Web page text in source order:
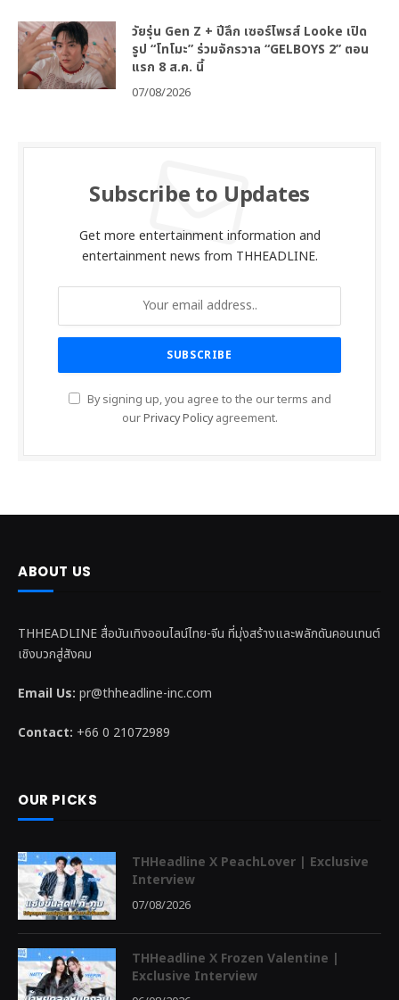
วัยรุ่น Gen Z + ปีลึก เซอร์ไพรส์ Looke เปิด
รูป “โทโมะ” ร่วมจักรวาล “GELBOYS 2” ตอน
แรก 8 ส.ค. นี้
07/08/2026
Subscribe to Updates
Get more entertainment information and
entertainment news from THHEADLINE.
By signing up, you agree to the our terms and
ourPrivacy Policyagreement.
ABOUT US
THHEADLINE สื่อบันเทิงออนไลน์ไทย-จีน ที่มุ่งสร้างและพลักดันคอนเทนต์
เชิงบวกสู่สังคม
Email Us: pr@thheadline-inc.com
Contact: +66 0 21072989
OUR PICKS
THHeadline X PeachLover | Exclusive
Interview
07/08/2026
THHeadline X Frozen Valentine |
Exclusive Interview